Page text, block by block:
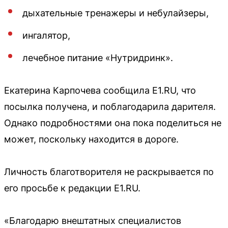
дыхательные тренажеры и небулайзеры,
ингалятор,
лечебное питание «Нутридринк».
Екатерина Карпочева сообщила E1.RU, что
посылка получена, и поблагодарила дарителя.
Однако подробностями она пока поделиться не
может, поскольку находится в дороге.
Личность благотворителя не раскрывается по
его просьбе к редакции E1.RU.
«Благодарю внештатных специалистов